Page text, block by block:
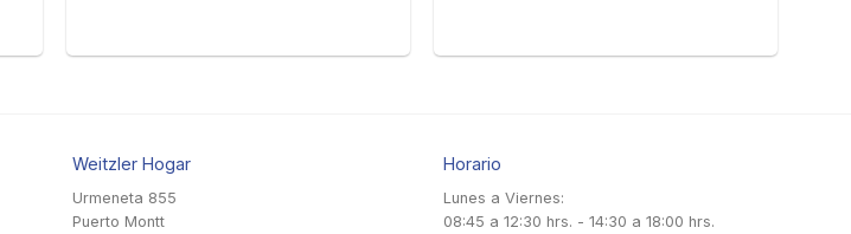
Weitzler Hogar
Urmeneta 855
Puerto Montt
Horario
Lunes a Viernes:
08:45 a 12:30 hrs. - 14:30 a 18:00 hrs.